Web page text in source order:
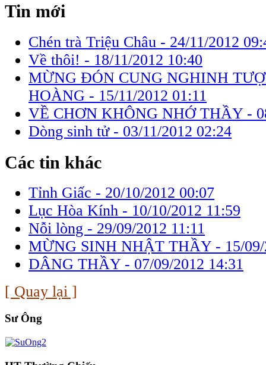
Tin mới
Chén trà Triệu Châu - 24/11/2012
Về thôi! - 18/11/2012 10:40
MỪNG ĐÓN CUNG NGHINH
HOÀNG - 15/11/2012 01:11
VỀ CHƠN KHÔNG NHỚ THẦY -
Dòng sinh tử - 03/11/2012 02:24
Các tin khác
Tỉnh Giấc - 20/10/2012 00:07
Lục Hòa Kính - 10/10/2012 11:59
Nỗi lòng - 29/09/2012 11:11
MỪNG SINH NHẬT THẦY - 15/
DÂNG THẦY - 07/09/2012 14:31
[ Quay lại ]
Sư Ông